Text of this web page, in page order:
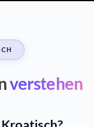
verstehen